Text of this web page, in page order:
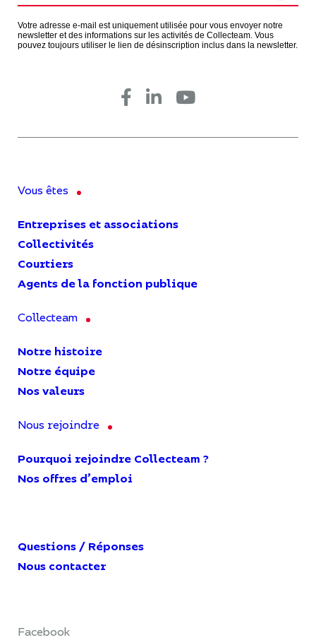
Votre adresse e-mail est uniquement utilisée pour vous envoyer notre
newsletter et des informations sur les activités de Collecteam. Vous
pouvez toujours utiliser le lien de désinscription inclus dans la newsletter.
Vous êtes
Entreprises et associations
Collectivités
Courtiers
Agents de la fonction publique
Collecteam
Notre histoire
Notre équipe
Nos valeurs
Nous rejoindre
Pourquoi rejoindre Collecteam ?
Nos offres d’emploi
Questions / Réponses
Nous contacter
Facebook